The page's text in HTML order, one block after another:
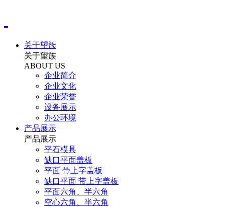
关于望族
关于望族
ABOUT US
企业简介
企业文化
企业荣誉
设备展示
办公环境
产品展示
产品展示
平石模具
缺口平面盖板
平面 带上字盖板
缺口平面 带上字盖板
平面六角、半六角
空心六角、半六角